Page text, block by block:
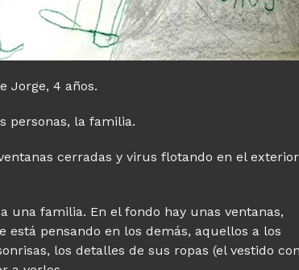
Jorge, 4 años.
personas, la familia.
cerradas y virus flotando en el exterior
una familia. En el fondo hay unas ventanas,
pensando en los demás, aquellos a los
los detalles de sus ropas (el vestido